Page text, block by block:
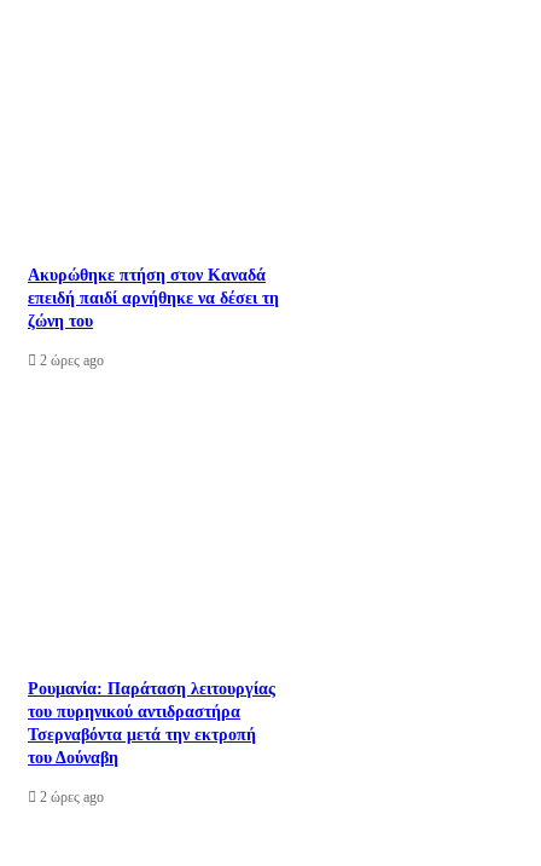
Ακυρώθηκε πτήση στον Καναδά
επειδή παιδί αρνήθηκε να δέσει τη
ζώνη του
2 ώρες ago
Ρουμανία: Παράταση λειτουργίας
του πυρηνικού αντιδραστήρα
Τσερναβόντα μετά την εκτροπή
του Δούναβη
2 ώρες ago